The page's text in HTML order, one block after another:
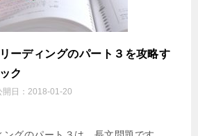
ーディングのパート３を攻略す
ク
開日： 2018-01-20